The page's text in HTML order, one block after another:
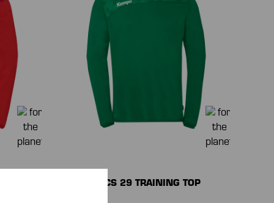
ATHLETICS 29 TRAINING TOP